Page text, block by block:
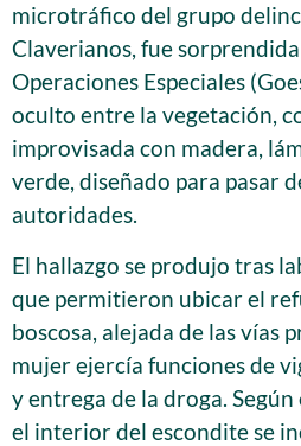
microtráfico del grupo
Claverianos, fue
Operaciones Especiales
oculto entre la vegetación,
improvisada con madera,
verde, diseñado para pasar
autoridades.
El hallazgo se produjo tras
que permitieron ubicar el
boscosa, alejada de las vías
mujer ejercía funciones de
y entrega de la droga.
el interior del escondite se